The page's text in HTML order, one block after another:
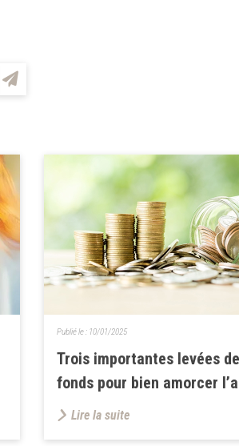
Trois importantes levées de
fonds pour bien amorcer
Publié le : 10/01/2025
Lire la suite